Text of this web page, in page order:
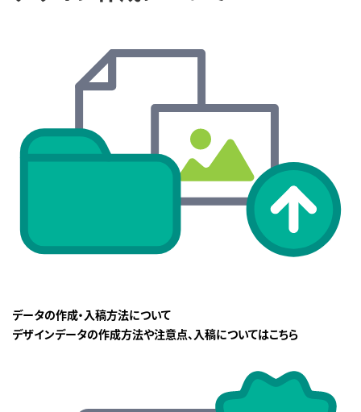
データの作成・入稿方法について
デザインデータの作成方法や注意点、入稿についてはこちら